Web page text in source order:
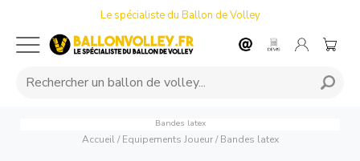
Le spécialiste du Ballon de Volley
Bandes latex
Accueil/ Equipements Joueur/ Bandes latex